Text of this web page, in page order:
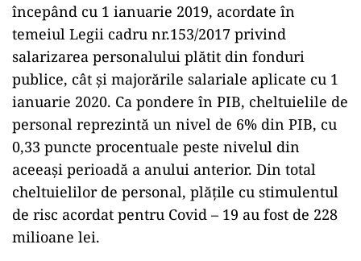
începând cu 1 ianuarie 2019, acordate în
temeiul Legii cadru nr.153/2017 privind
salarizarea personalului plătit din fonduri
publice, cât și majorările salariale aplicate cu 1
ianuarie 2020. Ca pondere în PIB, cheltuielile de
personal reprezintă un nivel de 6% din PIB, cu
0,33 puncte procentuale peste nivelul din
aceeași perioadă a anului anterior. Din total
cheltuielilor de personal, plățile cu stimulentul
de risc acordat pentru Covid – 19 au fost de 228
milioane lei.